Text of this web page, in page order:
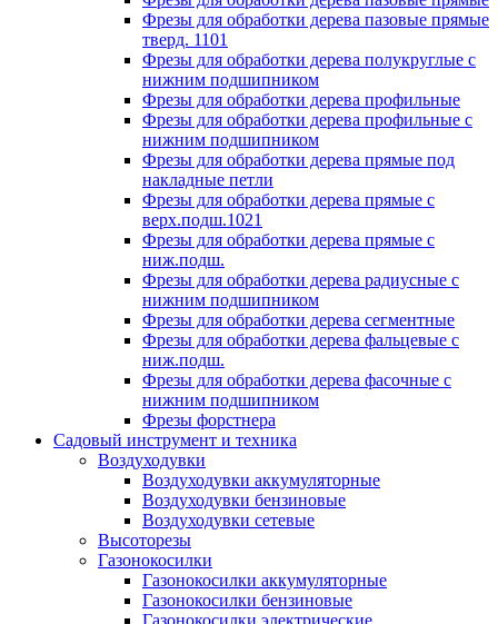
Фрезы для обработки дерева пазовые прямые
тверд. 1101
Фрезы для обработки дерева полукруглые с
нижним подшипником
Фрезы для обработки дерева профильные
Фрезы для обработки дерева профильные с
нижним подшипником
Фрезы для обработки дерева прямые под
накладные петли
Фрезы для обработки дерева прямые с
верх.подш.1021
Фрезы для обработки дерева прямые с
ниж.подш.
Фрезы для обработки дерева радиусные с
нижним подшипником
Фрезы для обработки дерева сегментные
Фрезы для обработки дерева фальцевые с
ниж.подш.
Фрезы для обработки дерева фасочные с
нижним подшипником
Фрезы форстнера
Садовый инструмент и техника
Воздуходувки
Воздуходувки аккумуляторные
Воздуходувки бензиновые
Воздуходувки сетевые
Высоторезы
Газонокосилки
Газонокосилки аккумуляторные
Газонокосилки бензиновые